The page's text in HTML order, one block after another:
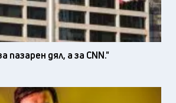
пазарен дял, а за CNN."